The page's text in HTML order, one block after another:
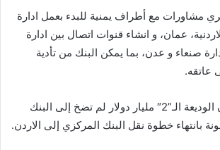
مشاورات مع أطراف يمنية للبدء بعمل ادارة
عمان، و انشاء قنوات اتصال بين ادارة
صنعاء و عدن، بما يمكن البنك من تأدية
عاتقه.
و لفتت المصادر فإن الوديعة الـ”2″ مليار دولار لم تضخ إلى البنك
بانتهاء خطوة نقل البنك المركزي إلى الاردن.